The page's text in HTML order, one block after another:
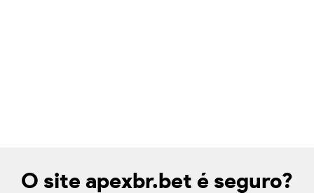
O site apexbr.bet é seguro?